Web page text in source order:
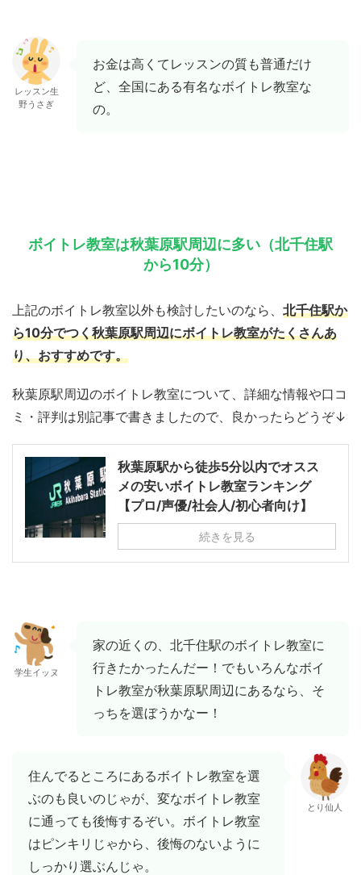
レッスン生
野うさぎ
お金は高くてレッスンの質も普通だけ
ど、全国にある有名なボイトレ教室な
の。
ボイトレ教室は秋葉原駅周辺に多い（北千住駅
から10分）
上記のボイトレ教室以外も検討したいのなら、 北千住駅か
ら10分でつく秋葉原駅周辺にボイトレ教室がたくさんあ
り、おすすめです。
秋葉原駅周辺のボイトレ教室について、詳細な情報や口コ
ミ・評判は別記事で書きましたので、良かったらどうぞ↓
秋葉原駅から徒歩5分以内でオスス
メの安いボイトレ教室ランキング
【プロ/声優/社会人/初心者向け】
続きを見る
学生イッヌ
家の近くの、北千住駅のボイトレ教室に
行きたかったんだー！でもいろんなボイ
トレ教室が秋葉原駅周辺にあるなら、そ
っちを選ぼうかなー！
住んでるところにあるボイトレ教室を選
ぶのも良いのじゃが、変なボイトレ教室
に通っても後悔するぞい。ボイトレ教室
はピンキリじゃから、後悔のないように
しっかり選ぶんじゃ。
とり仙人